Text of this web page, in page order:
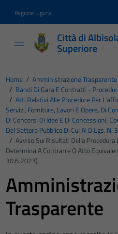
Regione Liguria
Città di
Superiore
Home / Amministrazione Trasparente
/ Bandi Di Gara E Contratti -
/ Atti Relativi Alle Procedure Per
Servizi, Forniture, Lavori E Opere, Di
Di Concorsi Di Idee E Di Concessioni,
Del Settore Pubblico Di Cui Al D.Lgs. N.
/ Avviso Sui Risultati Della
Determina A Contrarre O Atto
30.6.2023)
Trasparente